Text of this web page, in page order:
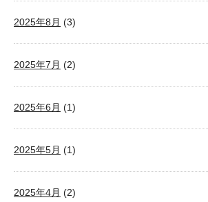
2025年8月 (3)
2025年7月 (2)
2025年6月 (1)
2025年5月 (1)
2025年4月 (2)